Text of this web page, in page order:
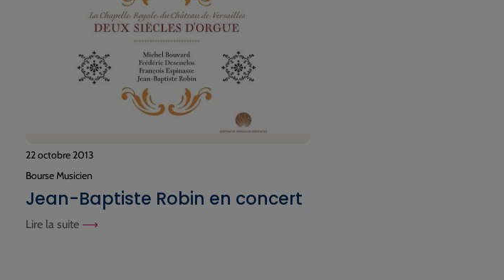
22 octobre 2013
Bourse Musicien
Jean-Baptiste Robin en concert
Lire la suite